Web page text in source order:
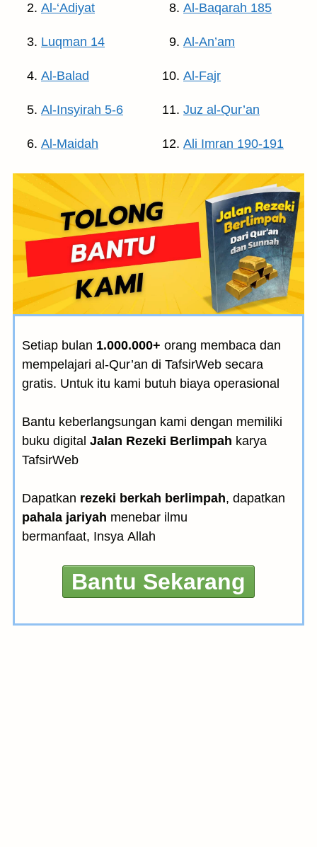
Al-‘Adiyat
Luqman 14
Al-Balad
Al-Insyirah 5-6
Al-Maidah
Al-Baqarah 185
Al-An’am
Al-Fajr
Juz al-Qur’an
Ali Imran 190-191
Setiap bulan 1.000.000+ orang membaca dan
mempelajari al-Qur’an di TafsirWeb secara
gratis. Untuk itu kami butuh biaya operasional
Bantu keberlangsungan kami dengan memiliki
buku digital Jalan Rezeki Berlimpah karya
TafsirWeb
Dapatkan rezeki berkah berlimpah, dapatkan
pahala jariyah menebar ilmu
bermanfaat, Insya Allah
Bantu Sekarang